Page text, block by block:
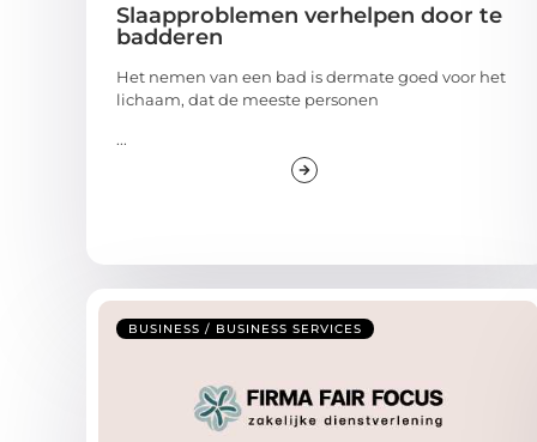
Slaapproblemen verhelpen door te
badderen
Het nemen van een bad is dermate goed voor het
lichaam, dat de meeste personen
...
BUSINESS / BUSINESS SERVICES